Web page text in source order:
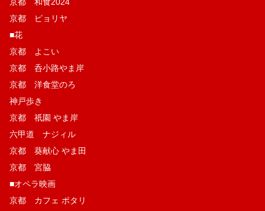
京都 ピョリヤ
■花
京都 よこい
京都 呑小路やま岸
京都 洋食堂のろ
神戸歩き
京都 祇園 やま岸
六甲道 ナジィル
京都 葵献心 やま田
京都 宮脇
■オペラ映画
京都 カフェ ポタリ